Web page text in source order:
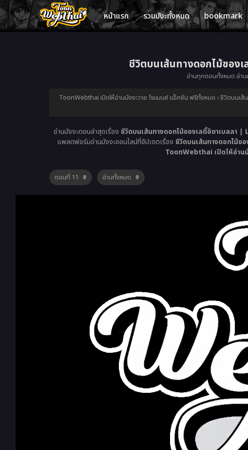
หน้าแรก รวมมังะทั้งหมด bookmark
ชีวิตบนเส้นทางดอกไม้ขอ
อ่านทุกตอนทั้งหมด อ่าน
ToonWebthai เปิดให้อ่านมังงะวาย โรแมนซ์ แอ็กชัน ฟรีทั้งหมด ›ชีวิตบนเส้
อ่านมังงะตอนล่าสุดเรื่อง ชีวิตบนเส้นทางดอกไม้ของเลดี้อิซาเบลล
แพลตฟอร์มอ่านมังงะออนไลน์ที่อัปเดตเรื่อง ชีวิตบนเส้นทางดอกไม้
ToonWebthai เปิดให้อ่าน